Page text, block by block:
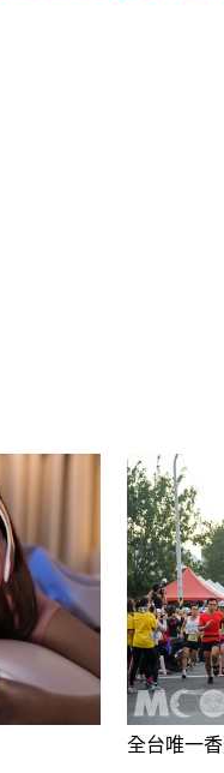
全台唯一